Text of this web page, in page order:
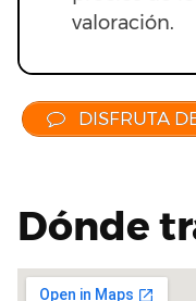
valoración.
DISFRUTA
Dónde